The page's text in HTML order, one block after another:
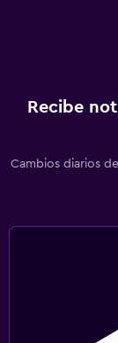
Recibe
Cambios diarios